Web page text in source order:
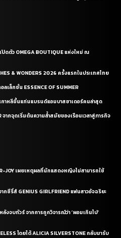
ดตัว OMEGA BOUTIQUE แห่งใหม่ ณ
& WONDERS 2026 ครั้งแรกในประเทศไทย
เล็กชั่น ESSENCE OF SUMMER
กาหลีขึ้นแท่นแบรนด์แอมบาสซาเดอร์คนล่าสุด
จากจุดเริ่มต้นความล้ำสมัยของเรือนเวลาสู่ภารกิจ
JOY เผยเหตุผลที่นักแสดงหญิงไม่สามารถใช้
ซีรี่ส์ GENIUS GIRLFRIEND แฟนสาวอัจฉริยะ
ลังจบทัวร์ จากการถูกวิจารณ์ว่า ‘ผอมเกินไป’
โดยได้ ALICIA SILVERSTONE กลับมารับ